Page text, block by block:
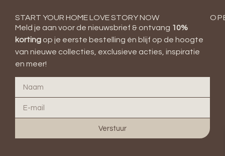
START YOUR HOME LOVE STORY NOW
Meld je aan voor de nieuwsbrief & ontvang 10%
korting op je eerste bestelling én blijf op de hoogte
van nieuwe collecties, exclusieve acties, inspiratie
en meer!
Verstuur